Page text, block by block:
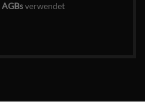
AGBsverwendet